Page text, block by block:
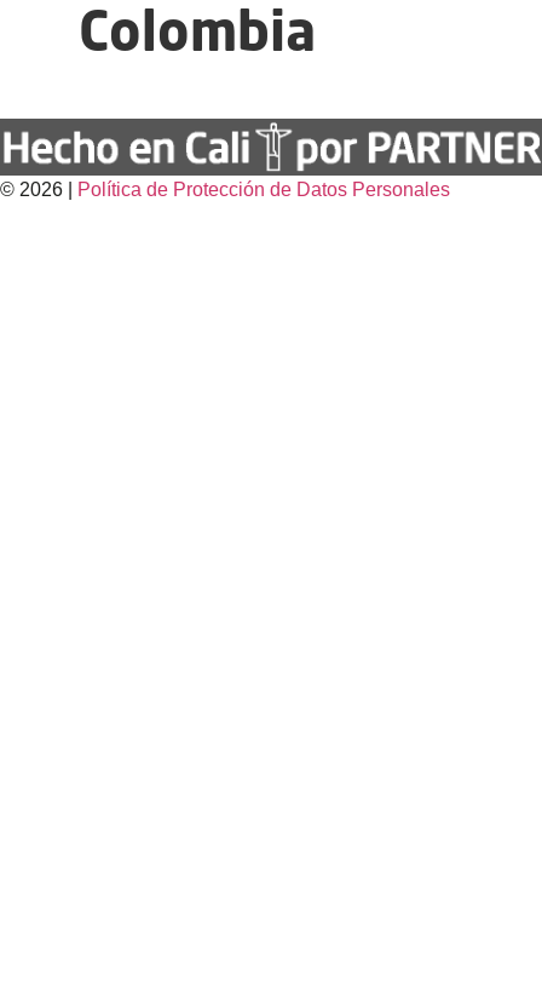
Colombia
© 2026 | Política de Protección de Datos Personales